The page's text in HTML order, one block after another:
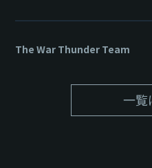
The War Thunder Team
一覧